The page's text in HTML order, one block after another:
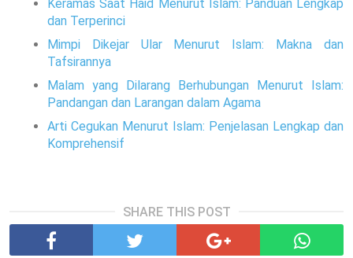
Keramas Saat Haid Menurut Islam: Panduan Lengkap
dan Terperinci
Mimpi Dikejar Ular Menurut Islam: Makna dan
Tafsirannya
Malam yang Dilarang Berhubungan Menurut Islam:
Pandangan dan Larangan dalam Agama
Arti Cegukan Menurut Islam: Penjelasan Lengkap dan
Komprehensif
SHARE THIS POST